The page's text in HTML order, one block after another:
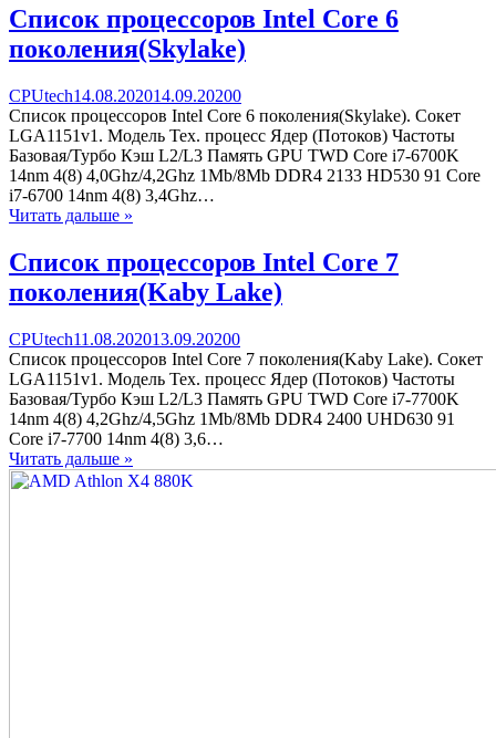
Список процессоров Intel Core 6
поколения(Skylake)
Categories
CPUtechPosted
on
14.08.202014.09.20200comments
on
Список
процессоров
Intel
Список процессоров Intel Core 6 поколения(Skylake). Сокет
LGA1151v1. Модель Тех. процесс Ядер (Потоков) Частоты
Базовая/Турбо Кэш L2/L3 Память GPU TWD Core i7-6700K
14nm 4(8) 4,0Ghz/4,2Ghz 1Mb/8Mb DDR4 2133 HD530 91 Core
i7-6700 14nm 4(8) 3,4Ghz…
Читать дальше »
Список процессоров Intel Core 7
поколения(Kaby Lake)
Categories
CPUtechPosted
on
11.08.202013.09.20200comments
on
Список
процессоров
Intel
Список процессоров Intel Core 7 поколения(Kaby Lake). Сокет
LGA1151v1. Модель Тех. процесс Ядер (Потоков) Частоты
Базовая/Турбо Кэш L2/L3 Память GPU TWD Core i7-7700K
14nm 4(8) 4,2Ghz/4,5Ghz 1Mb/8Mb DDR4 2400 UHD630 91
Core i7-7700 14nm 4(8) 3,6…
Читать дальше »